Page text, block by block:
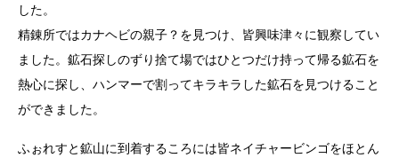
した。
精錬所ではカナヘビの親子？を見つけ、皆興味津々に観察してい
ました。鉱石探しのずり捨て場ではひとつだけ持って帰る鉱石を
熱心に探し、ハンマーで割ってキラキラした鉱石を見つけること
ができました。
ふぉれすと鉱山に到着するころには皆ネイチャービンゴをほとん